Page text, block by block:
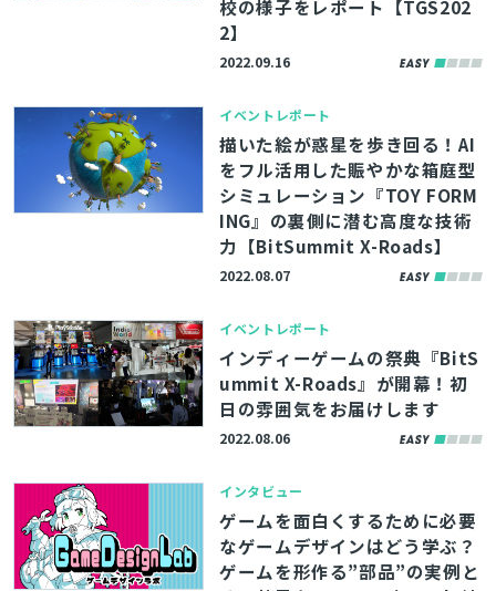
校の様子をレポート【TGS202
2】
2022.09.16
イベントレポート
描いた絵が惑星を歩き回る！AI
をフル活用した賑やかな箱庭型
シミュレーション『TOY FORM
ING』の裏側に潜む高度な技術
力【BitSummit X-Roads】
2022.08.07
イベントレポート
インディーゲームの祭典『BitS
ummit X-Roads』が開幕！初
日の雰囲気をお届けします
2022.08.06
インタビュー
ゲームを面白くするために必要
なゲームデザインはどう学ぶ？
ゲームを形作る”部品”の実例と